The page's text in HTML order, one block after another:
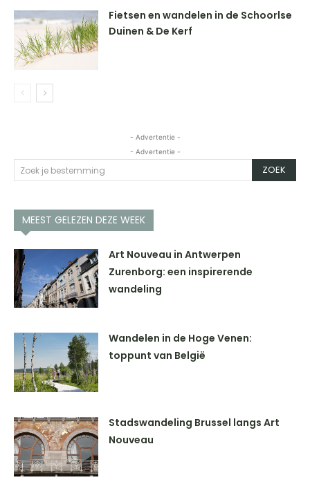
Fietsen en wandelen in de Schoorlse
Duinen & De Kerf
- Advertentie -
- Advertentie -
Zoek je bestemming ZOEK
MEEST GELEZEN DEZE WEEK
Art Nouveau in Antwerpen
Zurenborg: een inspirerende
wandeling
Wandelen in de Hoge Venen:
toppunt van België
Stadswandeling Brussel langs Art
Nouveau